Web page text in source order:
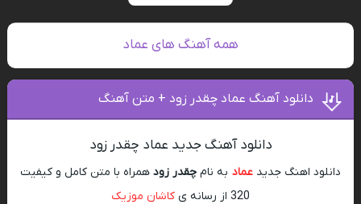
همه آهنگ های عماد
دانلود آهنگ عماد چقدر زود + متن آهنگ
دانلود آهنگ جدید عماد چقدر زود
دانلود اهنگ جدید عماد به نام چقدر زود همراه با متن کامل و کیفیت
320 از رسانه ی
کاشان موزیک